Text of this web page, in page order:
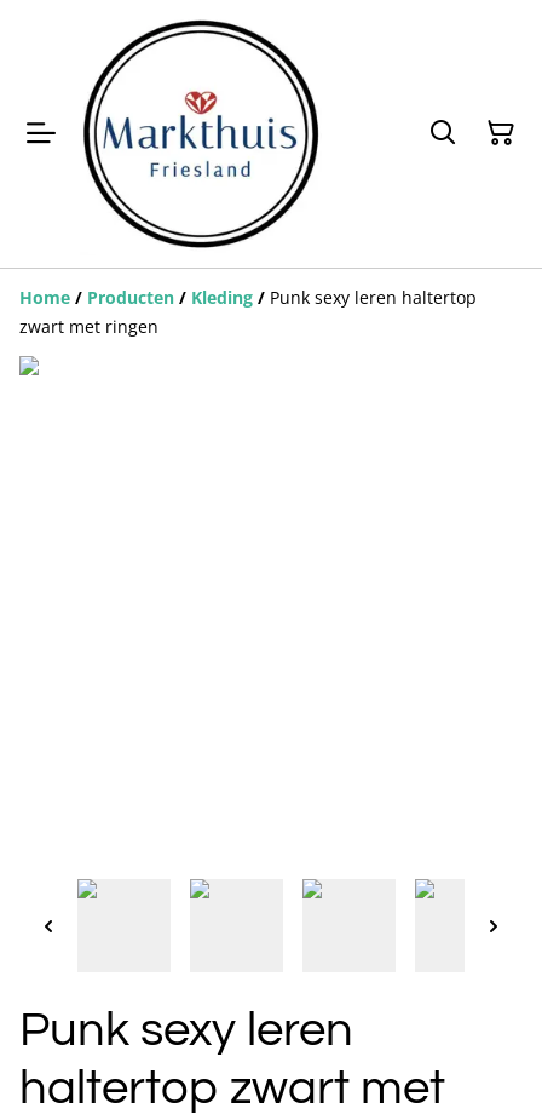
Home / Producten / Kleding / Punk sexy leren haltertop
zwart met ringen
Punk sexy leren
haltertop zwart met